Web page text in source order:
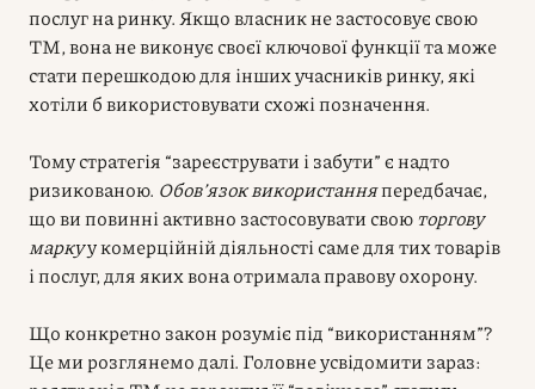
послуг на ринку. Якщо власник не застосовує свою
ТМ, вона не виконує своєї ключової функції та може
стати перешкодою для інших учасників ринку, які
хотіли б використовувати схожі позначення.
Тому стратегія “зареєструвати і забути” є надто
ризикованою. Обов’язок використанняпередбачає,
що ви повинні активно застосовувати свою торгову
маркуу комерційній діяльності саме для тих товарів
і послуг, для яких вона отримала правову охорону.
Що конкретно закон розуміє під “використанням”?
Це ми розглянемо далі. Головне усвідомити зараз: